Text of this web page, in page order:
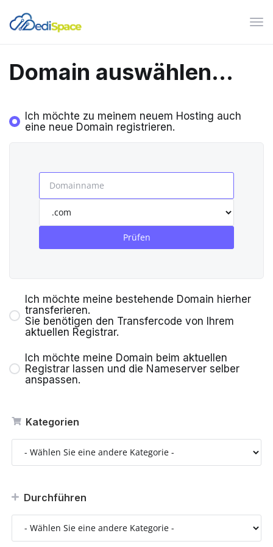
Domain auswählen...
Kategorien
Durchführen
Ich möchte zu meinem neuem Hosting auch
eine neue Domain registrieren.
Prüfen
Ich möchte meine bestehende Domain hierher
transferieren.
Sie benötigen den Transfercode von Ihrem
aktuellen Registrar.
Ich möchte meine Domain beim aktuellen
Registrar lassen und die Nameserver selber
anspassen.